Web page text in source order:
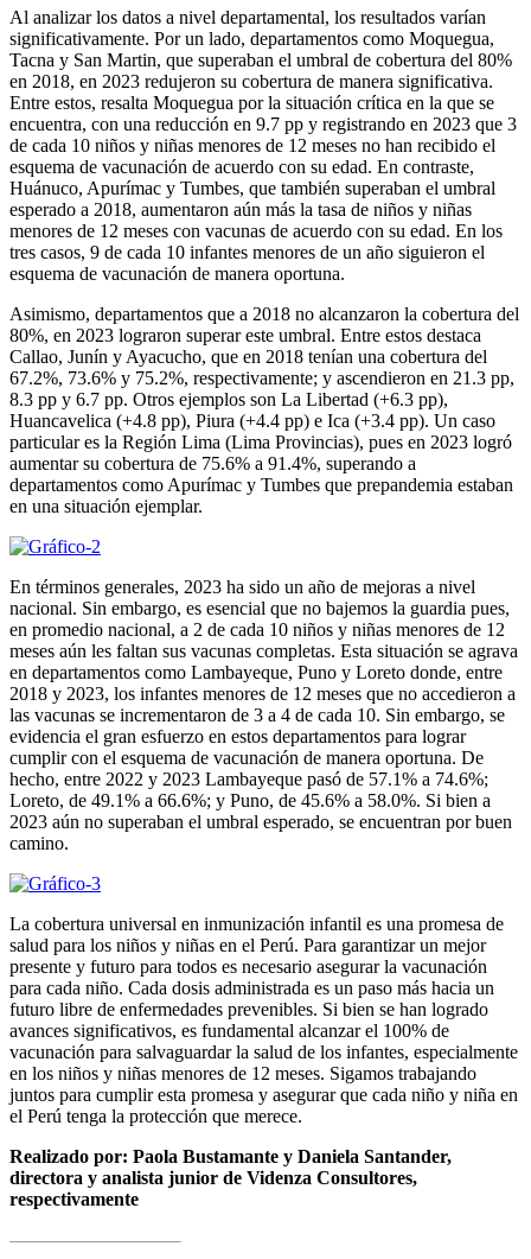
Al analizar los datos a nivel departamental, los resultados varían
significativamente. Por un lado, departamentos como Moquegua,
Tacna y San Martin, que superaban el umbral de cobertura del 80%
en 2018, en 2023 redujeron su cobertura de manera significativa.
Entre estos, resalta Moquegua por la situación crítica en la que se
encuentra, con una reducción en 9.7 pp y registrando en 2023 que 3
de cada 10 niños y niñas menores de 12 meses no han recibido el
esquema de vacunación de acuerdo con su edad. En contraste,
Huánuco, Apurímac y Tumbes, que también superaban el umbral
esperado a 2018, aumentaron aún más la tasa de niños y niñas
menores de 12 meses con vacunas de acuerdo con su edad. En los
tres casos, 9 de cada 10 infantes menores de un año siguieron el
esquema de vacunación de manera oportuna.
Asimismo, departamentos que a 2018 no alcanzaron la cobertura del
80%, en 2023 lograron superar este umbral. Entre estos destaca
Callao, Junín y Ayacucho, que en 2018 tenían una cobertura del
67.2%, 73.6% y 75.2%, respectivamente; y ascendieron en 21.3 pp,
8.3 pp y 6.7 pp. Otros ejemplos son La Libertad (+6.3 pp),
Huancavelica (+4.8 pp), Piura (+4.4 pp) e Ica (+3.4 pp). Un caso
particular es la Región Lima (Lima Provincias), pues en 2023 logró
aumentar su cobertura de 75.6% a 91.4%, superando a
departamentos como Apurímac y Tumbes que prepandemia estaban
en una situación ejemplar.
En términos generales, 2023 ha sido un año de mejoras a nivel
nacional. Sin embargo, es esencial que no bajemos la guardia pues,
en promedio nacional, a 2 de cada 10 niños y niñas menores de 12
meses aún les faltan sus vacunas completas. Esta situación se agrava
en departamentos como Lambayeque, Puno y Loreto donde, entre
2018 y 2023, los infantes menores de 12 meses que no accedieron a
las vacunas se incrementaron de 3 a 4 de cada 10. Sin embargo, se
evidencia el gran esfuerzo en estos departamentos para lograr
cumplir con el esquema de vacunación de manera oportuna. De
hecho, entre 2022 y 2023 Lambayeque pasó de 57.1% a 74.6%;
Loreto, de 49.1% a 66.6%; y Puno, de 45.6% a 58.0%. Si bien a
2023 aún no superaban el umbral esperado, se encuentran por buen
camino.
La cobertura universal en inmunización infantil es una promesa de
salud para los niños y niñas en el Perú. Para garantizar un mejor
presente y futuro para todos es necesario asegurar la vacunación
para cada niño. Cada dosis administrada es un paso más hacia un
futuro libre de enfermedades prevenibles. Si bien se han logrado
avances significativos, es fundamental alcanzar el 100% de
vacunación para salvaguardar la salud de los infantes, especialmente
en los niños y niñas menores de 12 meses. Sigamos trabajando
juntos para cumplir esta promesa y asegurar que cada niño y niña en
el Perú tenga la protección que merece.
Realizado por: Paola Bustamante y Daniela Santander,
directora y analista junior de Videnza Consultores,
respectivamente